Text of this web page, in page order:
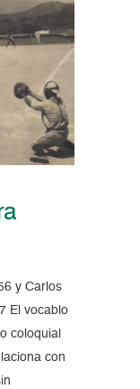
y Carlos
El vocablo
coloquial
con